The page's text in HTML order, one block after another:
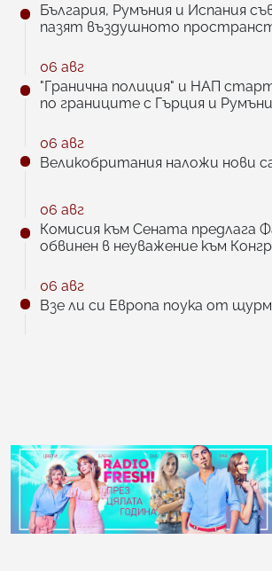
България, Румъния и Испания
пазят въздушното
06 авг
"Гранична полиция" и НАП
по границите с Гърция и
06 авг
Великобритания наложи нови
06 авг
Комисия към Сената предлага
обвинен в неуважение към
06 авг
Взе ли си Европа поука от